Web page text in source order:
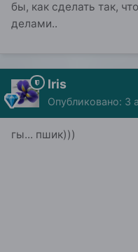
бы, как сделать так,
делами..
Iris
Опубликовано: 3
гы... пшик)))